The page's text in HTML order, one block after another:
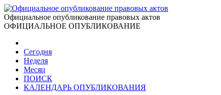
Официальное опубликование правовых актов
ОФИЦИАЛЬНОЕ ОПУБЛИКОВАНИЕ
Сегодня
Неделя
Месяц
ПОИСК
КАЛЕНДАРЬ ОПУБЛИКОВАНИЯ